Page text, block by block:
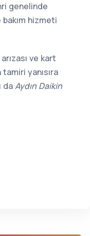
genelinde
hizmeti
ve kart
yanısıra
daAydın Daikin